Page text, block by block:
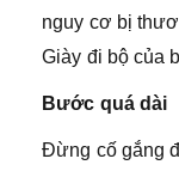
nguy cơ bị
Giày đi bộ của
Bước quá dài
Đừng cố gắng